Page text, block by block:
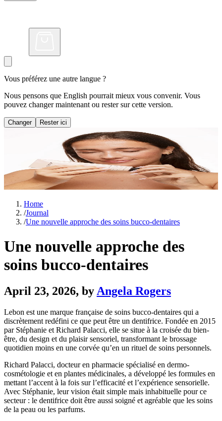
Vous préférez une autre langue ?
Nous pensons que English pourrait mieux vous convenir. Vous
pouvez changer maintenant ou rester sur cette version.
Changer Rester ici
Home
/Journal
/Une nouvelle approche des soins bucco-dentaires
Une nouvelle approche des
soins bucco-dentaires
April 23, 2026, by Angela Rogers
Lebon est une marque française de soins bucco-dentaires qui a
discrètement redéfini ce que peut être un dentifrice. Fondée en 2015
par Stéphanie et Richard Palacci, elle se situe à la croisée du bien-
être, du design et du plaisir sensoriel, transformant le brossage
quotidien moins en une corvée qu’en un rituel de soins personnels.
Richard Palacci, docteur en pharmacie spécialisé en dermo-
cosmétologie et en plantes médicinales, a développé les formules en
mettant l’accent à la fois sur l’efficacité et l’expérience sensorielle.
Avec Stéphanie, leur vision était simple mais inhabituelle pour ce
secteur : le dentifrice doit être aussi soigné et agréable que les soins
de la peau ou les parfums.